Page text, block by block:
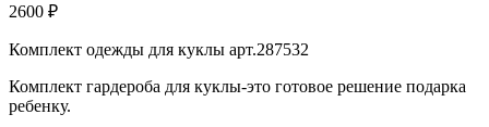
2600 ₽
Комплект одежды для куклы арт.287532
Комплект гардероба для куклы-это готовое решение подарка
ребенку.